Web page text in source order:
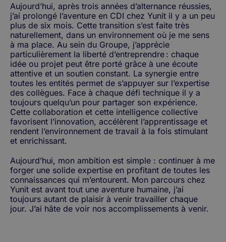
Aujourd’hui, après trois années d’alternance réussies,
j’ai prolongé l’aventure en CDI chez Yunit il y a un peu
plus de six mois. Cette transition s’est faite très
naturellement, dans un environnement où je me sens
à ma place. Au sein du Groupe, j’apprécie
particulièrement la liberté d’entreprendre : chaque
idée ou projet peut être porté grâce à une écoute
attentive et un soutien constant. La synergie entre
toutes les entités permet de s’appuyer sur l’expertise
des collègues. Face à chaque défi technique il y a
toujours quelqu’un pour partager son expérience.
Cette collaboration et cette intelligence collective
favorisent l’innovation, accélèrent l’apprentissage et
rendent l’environnement de travail à la fois stimulant
et enrichissant.
Aujourd’hui, mon ambition est simple : continuer à me
forger une solide expertise en profitant de toutes les
connaissances qui m’entourent. Mon parcours chez
Yunit est avant tout une aventure humaine, j’ai
toujours autant de plaisir à venir travailler chaque
jour. J’ai hâte de voir nos accomplissements à venir.